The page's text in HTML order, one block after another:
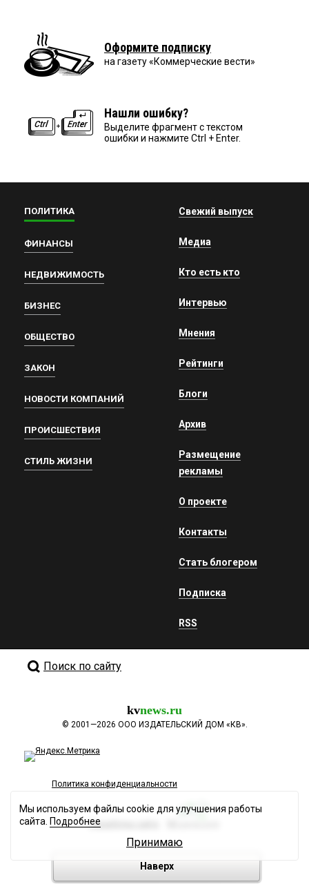
Оформите подписку
на газету «Коммерческие вести»
Нашли ошибку?
Выделите фрагмент с текстом
ошибки и нажмите Ctrl + Enter.
ПОЛИТИКА
ФИНАНСЫ
НЕДВИЖИМОСТЬ
БИЗНЕС
ОБЩЕСТВО
ЗАКОН
НОВОСТИ КОМПАНИЙ
ПРОИСШЕСТВИЯ
СТИЛЬ ЖИЗНИ
Свежий выпуск
Медиа
Кто есть кто
Интервью
Мнения
Рейтинги
Блоги
Архив
Размещение
рекламы
О проекте
Контакты
Стать блогером
Подписка
RSS
Поиск по сайту
kvnews.ru
© 2001—2026 ООО ИЗДАТЕЛЬСКИЙ ДОМ «КВ».
Политика конфиденциальности
Разработка сайта
Наверх
Мы используем файлы cookie для улучшения работы
сайта. Подробнее
Принимаю